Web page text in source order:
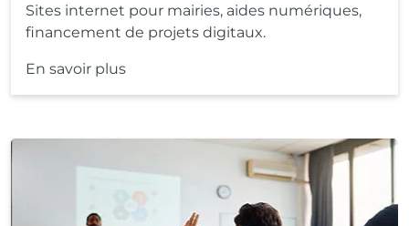
Sites internet pour mairies, aides numériques,
financement de projets digitaux.
En savoir plus